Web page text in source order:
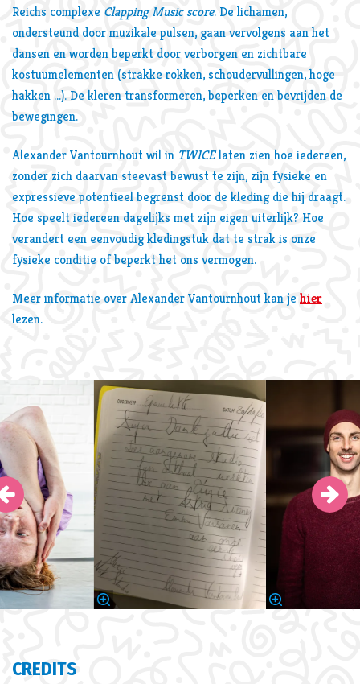
Reichs complexe Clapping Music score. De lichamen,
ondersteund door muzikale pulsen, gaan vervolgens aan het
dansen en worden beperkt door verborgen en zichtbare
kostuumelementen (strakke rokken, schoudervullingen, hoge
hakken ...). De kleren transformeren, beperken en bevrijden de
bewegingen.
Alexander Vantournhout wil in TWICElaten zien hoe iedereen,
zonder zich daarvan steevast bewust te zijn, zijn fysieke en
expressieve potentieel begrenst door de kleding die hij draagt.
Hoe speelt iedereen dagelijks met zijn eigen uiterlijk? Hoe
verandert een eenvoudig kledingstuk dat te strak is onze
fysieke conditie of beperkt het ons vermogen.
Meer informatie over Alexander Vantournhout kan je hier
lezen.
Overslaan
CREDITS